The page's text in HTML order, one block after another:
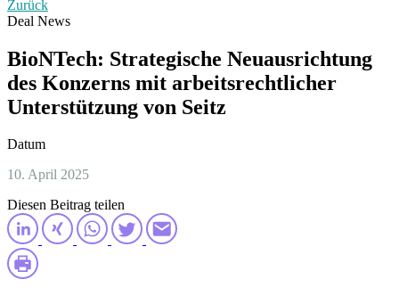
Zurück
Deal News
BioNTech: Strategische Neuausrichtung
des Konzerns mit arbeitsrechtlicher
Unterstützung von Seitz
Datum
10. April 2025
Diesen Beitrag teilen